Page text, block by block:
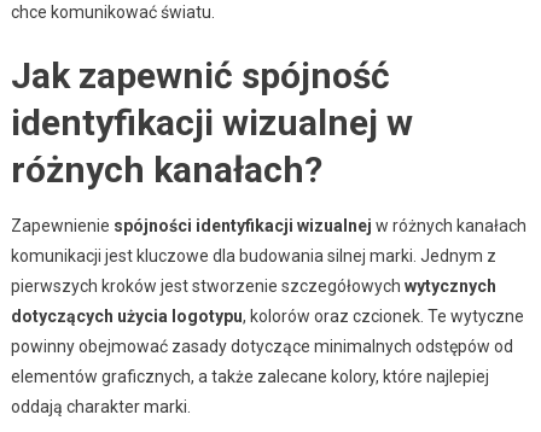
chce komunikować światu.
Jak zapewnić spójność
identyfikacji wizualnej w
różnych kanałach?
Zapewnienie spójności identyfikacji wizualnej w różnych kanałach
komunikacji jest kluczowe dla budowania silnej marki. Jednym z
pierwszych kroków jest stworzenie szczegółowych wytycznych
dotyczących użycia logotypu, kolorów oraz czcionek. Te wytyczne
powinny obejmować zasady dotyczące minimalnych odstępów od
elementów graficznych, a także zalecane kolory, które najlepiej
oddają charakter marki.